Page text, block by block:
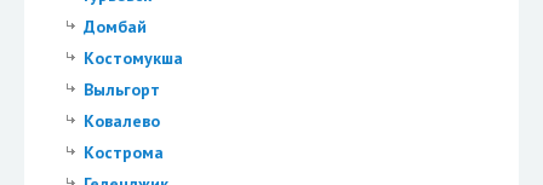
Домбай
Костомукша
Выльгорт
Ковалево
Кострома